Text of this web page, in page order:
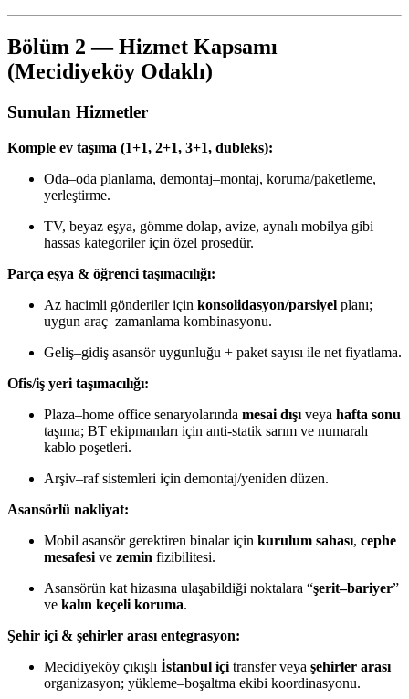
Bölüm 2 — Hizmet Kapsamı
(Mecidiyeköy Odaklı)
Sunulan Hizmetler
Komple ev taşıma (1+1, 2+1, 3+1, dubleks):
Oda–oda planlama, demontaj–montaj, koruma/paketleme,
yerleştirme.
TV, beyaz eşya, gömme dolap, avize, aynalı mobilya gibi
hassas kategoriler için özel prosedür.
Parça eşya & öğrenci taşımacılığı:
Az hacimli gönderiler için konsolidasyon/parsiyel planı;
uygun araç–zamanlama kombinasyonu.
Geliş–gidiş asansör uygunluğu + paket sayısı ile net fiyatlama.
Ofis/iş yeri taşımacılığı:
Plaza–home office senaryolarında mesai dışı veya hafta sonu
taşıma; BT ekipmanları için anti-statik sarım ve numaralı
kablo poşetleri.
Arşiv–raf sistemleri için demontaj/yeniden düzen.
Asansörlü nakliyat:
Mobil asansör gerektiren binalar için kurulum sahası, cephe
mesafesi ve zemin fizibilitesi.
Asansörün kat hizasına ulaşabildiği noktalara “şerit–bariyer”
ve kalın keçeli koruma.
Şehir içi & şehirler arası entegrasyon:
Mecidiyeköy çıkışlı İstanbul içi transfer veya şehirler arası
organizasyon; yükleme–boşaltma ekibi koordinasyonu.